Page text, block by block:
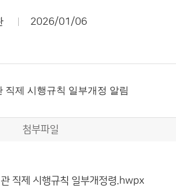
2026/01/06
직제 시행규칙 일부개정 알림
첨부파일
직제 시행규칙 일부개정령.hwpx